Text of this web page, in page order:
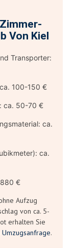
Von Kiel
Transporter:
100-150 €
ca. 50-70 €
ca.
ca.
€
Aufzug
von ca. 5-
erhalten Sie
Umzugsanfrage.